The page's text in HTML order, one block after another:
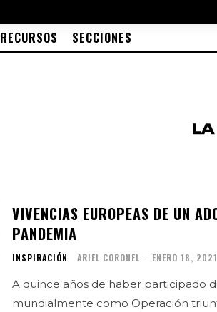
RECURSOS SECCIONES
VIVENCIAS EUROPEAS DE UN
PANDEMIA
INSPIRACIÓN ARIEL CORONEL - ENERO 18, 2021
A quince años de haber participado
mundialmente como Operación